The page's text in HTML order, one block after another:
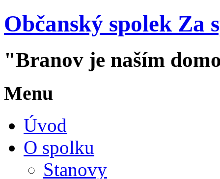
Občanský spolek Za
"Branov je naším
Menu
Úvod
O spolku
Stanovy